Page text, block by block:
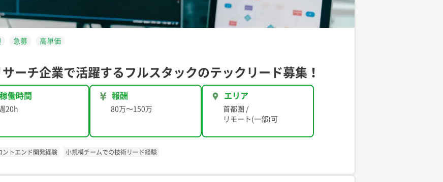
急募 高単価
ーチ企業で活躍するフルスタックのテックリード募集！
稼働時間
20h
報酬
80万〜150万
エリア
首都圏 /
リモート(一部)可
トエンド開発経験 小規模チームでの技術リード経験